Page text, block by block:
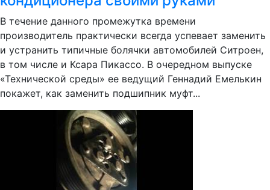
В течение данного промежутка времени
производитель практически всегда успевает заменить
и устранить типичные болячки автомобилей Ситроен,
в том числе и Ксара Пикассо. В очередном выпуске
«Технической среды» ее ведущий Геннадий Емелькин
покажет, как заменить подшипник муфт...